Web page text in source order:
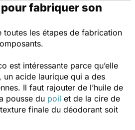
fabriquer son
toutes les étapes de fabrication
est intéressante parce qu’elle
acide laurique qui a des
Il faut rajouter de l’huile de
pousse du poil et de la cire de
finale du déodorant soit